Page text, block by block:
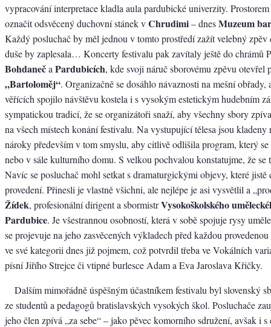
vypracování interpretace kladla aula pardubické univerzity.
označit odsvěcený duchovní stánek vChrudimi– dnesMuzeum
Každý posluchač by měl jednou v tomto prostředí zažít velebný
duše by zaplesala… Koncerty festivalu pak zavítaly ještě do chrámů
Bohdaneča Pardubicích, kde svoji náruč sborovému zpěvu otevřel
„Bartoloměj“. Organizačně se dosáhlo návaznosti na mešní obřady,
věřících spojilo návštěvu kostela i s vysokým estetickým hudebním
sympatickou tradicí, že se organizátoři snaží, aby všechny sbory
na všech místech konání festivalu. Na vystupující tělesa jsou kladeny
nároky především v tom smyslu, aby citlivě odlišila program, který se
nebo v sále kulturního domu. S velkou pochvalou konstatujme, že se
Navíc se posluchač mohl setkat s dramaturgickými objevy, které jistě
provedení. Přinesli je vlastně všichni, ale nejlépe je asi vysvětlil a
Žídek, profesionální dirigent a sbormistrVysokoškolského
Pardubice. Je všestrannou osobností, která v sobě spojuje rysy
se projevuje na jeho zasvěcených výkladech před každou
ve své kategorii dnes již pojmem, což potvrdil třeba ve Vokálních
písní Jiřího Strejce či vtipné burlesce Adam a Eva Jaroslava Křičky.
Dalším mimořádně úspěšným účastníkem festivalu byl slovenský
ze studentů a pedagogů bratislavských vysokých škol. Posluchače
jeho člen zpívá „za sebe“ – jako pěvec komorního sdružení, avšak i s